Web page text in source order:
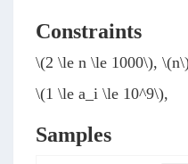
Constraints
\(2 \le n \le 1000\),
\(1 \le a_i \le 10^9\),
Samples